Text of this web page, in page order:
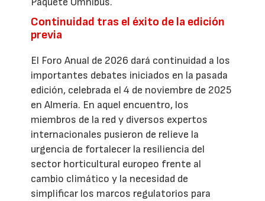
Continuidad tras el éxito de la edición
previa
El Foro Anual de 2026 dará continuidad a los
importantes debates iniciados en la pasada
edición, celebrada el 4 de noviembre de 2025
en Almería. En aquel encuentro, los
miembros de la red y diversos expertos
internacionales pusieron de relieve la
urgencia de fortalecer la resiliencia del
sector horticultural europeo frente al
cambio climático y la necesidad de
simplificar los marcos regulatorios para